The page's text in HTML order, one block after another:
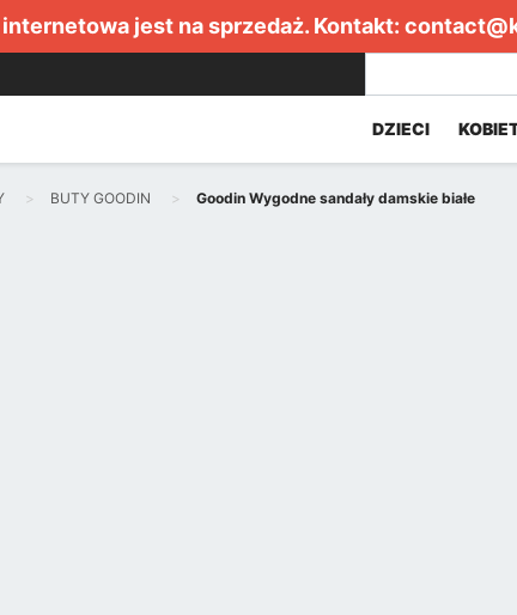
jest na sprzedaż. Kontakt:
DZIECI
BUTY GOODIN Goodin Wygodne sandały damskie białe